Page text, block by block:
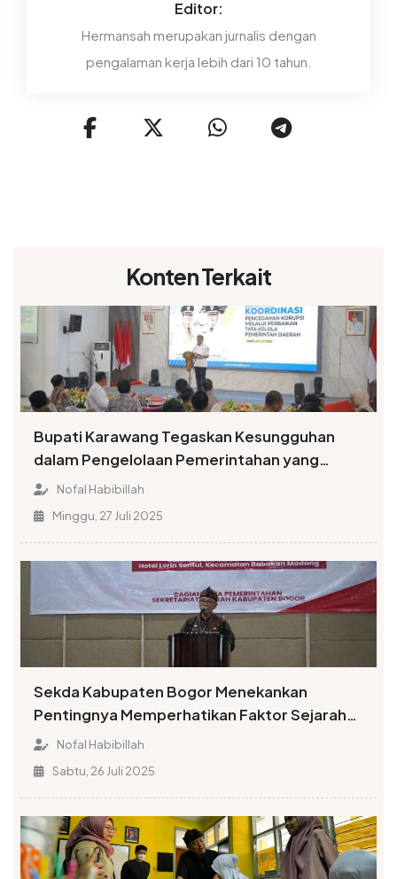
Editor:
Hermansah merupakan jurnalis dengan
pengalaman kerja lebih dari 10 tahun.
Konten Terkait
Bupati Karawang Tegaskan Kesungguhan
dalam Pengelolaan Pemerintahan yang
Terbuka
Nofal Habibillah
Minggu, 27 Juli 2025
Sekda Kabupaten Bogor Menekankan
Pentingnya Memperhatikan Faktor Sejarah
dalam Penamaan Rupabumi
Nofal Habibillah
Sabtu, 26 Juli 2025